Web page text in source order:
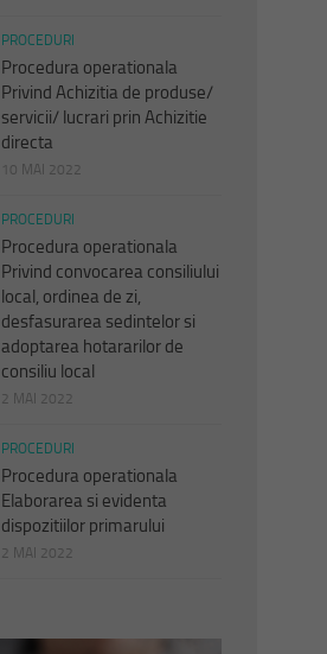
PROCEDURI
Procedura operationala
Privind Achizitia de produse/
servicii/ lucrari prin Achizitie
directa
10 MAI 2022
PROCEDURI
Procedura operationala
Privind convocarea consiliului
local, ordinea de zi,
desfasurarea sedintelor si
adoptarea hotararilor de
consiliu local
2 MAI 2022
PROCEDURI
Procedura operationala
Elaborarea si evidenta
dispozitiilor primarului
2 MAI 2022